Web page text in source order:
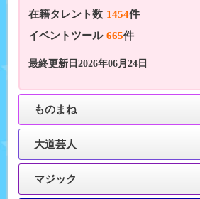
在籍タレント数 1454件
イベントツール 665件
最終更新日2026年06月24日
ものまね
大道芸人
マジック